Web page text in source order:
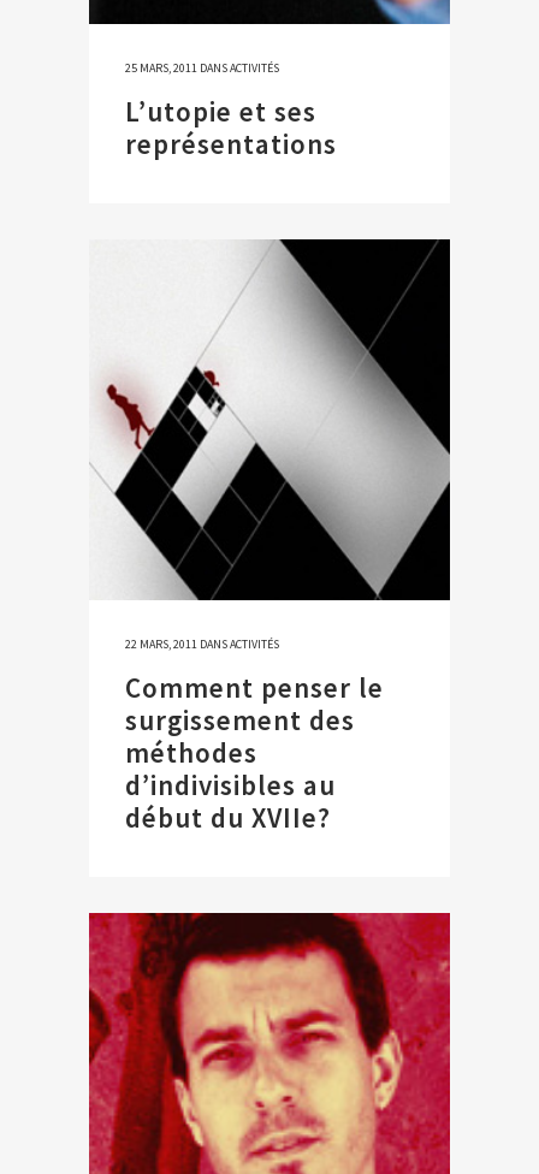
25 MARS, 2011 DANSACTIVITÉS
L’utopie et ses
représentations
22 MARS, 2011 DANSACTIVITÉS
Comment penser le
surgissement des
méthodes
d’indivisibles au
début du XVIIe?